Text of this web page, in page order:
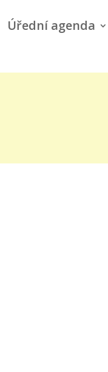
Úřední agenda